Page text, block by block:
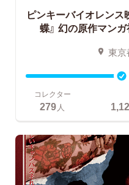
ピンキーバイオレン
蝶』 幻の原作マン
東京
コレクター
279人